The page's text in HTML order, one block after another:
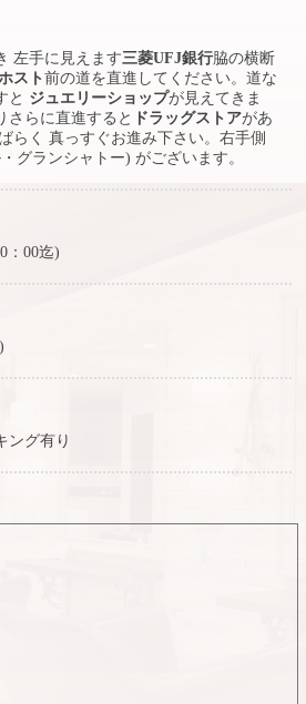
左手に見えます三菱UFJ銀行脇の横断
スト前の道を直進してください。道な
と ジュエリーショップが見えてきま
さらに直進すると ドラッグストアがあ
らく 真っすぐお進み下さい。右手側
グランシャトー) がございます。
：00迄)
ング有り